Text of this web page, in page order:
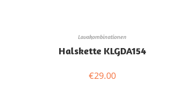
Lavakombinationen
Halskette KLGDA154
€29.00